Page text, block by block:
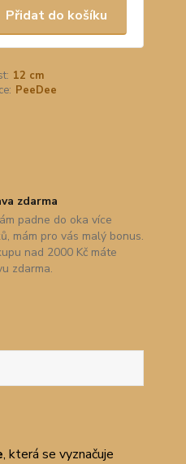
Přidat do košíku
12 cm
PeeDee
zdarma
padne do oka více
mám pro vás malý bonus.
nad 2000 Kč máte
zdarma.
, která se vyznačuje